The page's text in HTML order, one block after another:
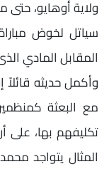
ولاية أوهايو، حتى
سياتل لخوض
المقابل المادي
وأكمل حديثه
مع البعثة
تكليفهم بها، على
المثال يتواجد